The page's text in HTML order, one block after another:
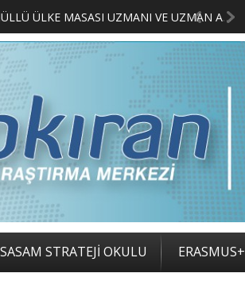
SASAM STRATEJİ OKULU ERASMUS+